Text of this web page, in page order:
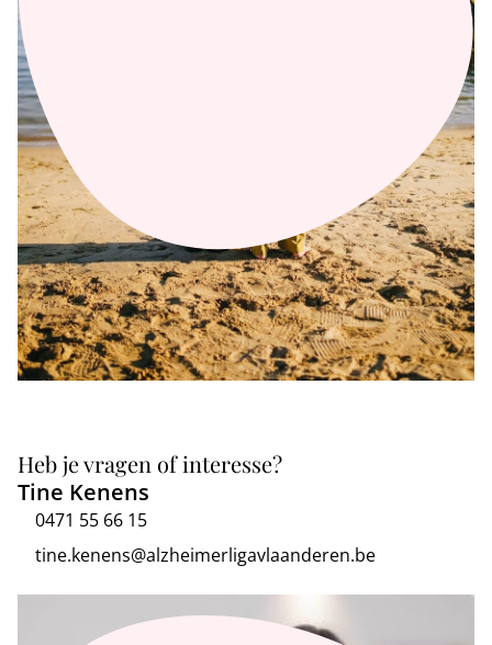
Heb je vragen of interesse?
Tine Kenens
0471 55 66 15
tine.kenens@alzheimerligavlaanderen.be